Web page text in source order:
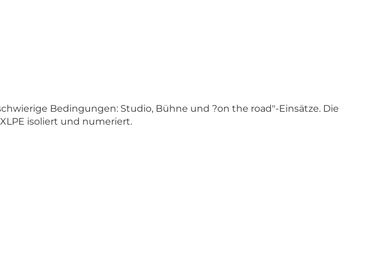
Bedingungen: Studio, Bühne und ?on the road"-Einsätze. Die
isoliert und numeriert.